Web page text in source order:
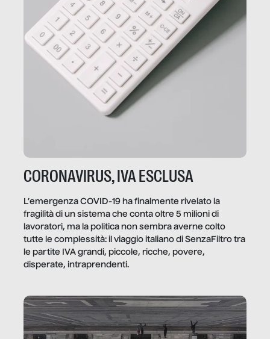
CORONAVIRUS, IVA ESCLUSA
L’emergenza COVID-19 ha finalmente rivelato la
fragilità di un sistema che conta oltre 5 milioni di
lavoratori, ma la politica non sembra averne colto
tutte le complessità: il viaggio italiano di SenzaFiltro tra
le partite IVA grandi, piccole, ricche, povere,
disperate, intraprendenti.